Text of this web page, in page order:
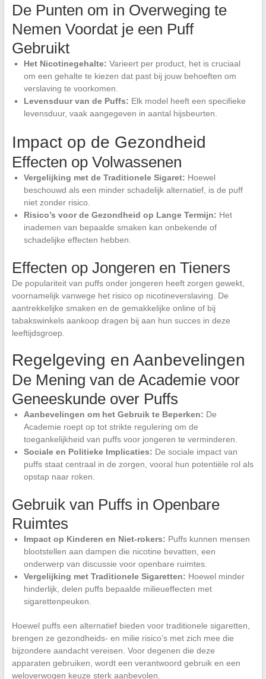
De Punten om in Overweging te
Nemen Voordat je een Puff
Gebruikt
Het Nicotinegehalte: Varieert per product, het is cruciaal
om een gehalte te kiezen dat past bij jouw behoeften om
verslaving te voorkomen.
Levensduur van de Puffs: Elk model heeft een specifieke
levensduur, vaak aangegeven in aantal hijsbeurten.
Impact op de Gezondheid
Effecten op Volwassenen
Vergelijking met de Traditionele Sigaret: Hoewel
beschouwd als een minder schadelijk alternatief, is de puff
niet zonder risico.
Risico’s voor de Gezondheid op Lange Termijn: Het
inademen van bepaalde smaken kan onbekende of
schadelijke effecten hebben.
Effecten op Jongeren en Tieners
De populariteit van puffs onder jongeren heeft zorgen gewekt,
voornamelijk vanwege het risico op nicotineverslaving. De
aantrekkelijke smaken en de gemakkelijke online of bij
tabakswinkels aankoop dragen bij aan hun succes in deze
leeftijdsgroep.
Regelgeving en Aanbevelingen
De Mening van de Academie voor
Geneeskunde over Puffs
Aanbevelingen om het Gebruik te Beperken: De
Academie roept op tot strikte regulering om de
toegankelijkheid van puffs voor jongeren te verminderen.
Sociale en Politieke Implicaties: De sociale impact van
puffs staat centraal in de zorgen, vooral hun potentiële rol als
opstap naar roken.
Gebruik van Puffs in Openbare
Ruimtes
Impact op Kinderen en Niet-rokers: Puffs kunnen mensen
blootstellen aan dampen die nicotine bevatten, een
onderwerp van discussie voor openbare ruimtes.
Vergelijking met Traditionele Sigaretten: Hoewel minder
hinderlijk, delen puffs bepaalde milieueffecten met
sigarettenpeuken.
Hoewel puffs een alternatief bieden voor traditionele sigaretten,
brengen ze gezondheids- en milie risico’s met zich mee die
bijzondere aandacht vereisen. Voor degenen die deze
apparaten gebruiken, wordt een verantwoord gebruik en een
weloverwogen keuze sterk aanbevolen.